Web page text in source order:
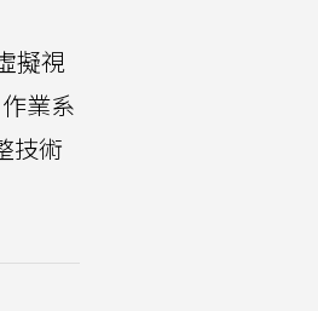
擬視
業系
技術